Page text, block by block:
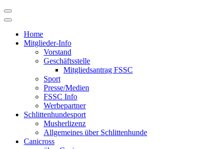
Skip
to
Home
Mitglieder-Info
Vorstand
Geschäftsstelle
Mitgliedsantrag FSSC
Sport
Presse/Medien
FSSC Info
Werbepartner
Schlittenhundesport
Musherlizenz
Allgemeines über Schlittenhunde
Canicross